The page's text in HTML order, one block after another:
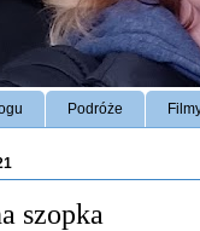
Podróże
szopka